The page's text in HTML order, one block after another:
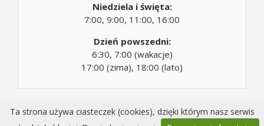
Niedziela i święta:
7:00, 9:00, 11:00, 16:00
Dzień powszedni:
6:30, 7:00 (wakacje)
17:00 (zima), 18:00 (lato)
Ta strona używa ciasteczek (cookies), dzięki którym nasz serwis